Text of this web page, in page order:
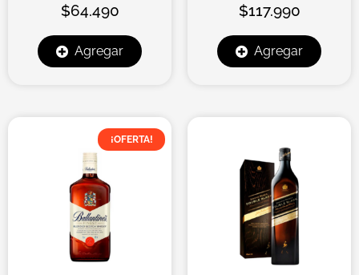
$64.490
Agregar
$117.990
Agregar
¡OFERTA!
El
precio
original
era:
$42.490.
El
precio